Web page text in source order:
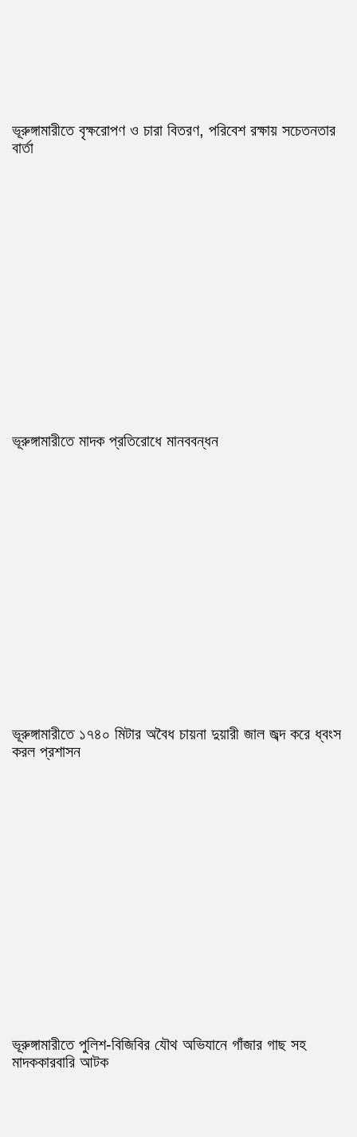
ভূরুঙ্গামারীতে বৃক্ষরোপণ ও চারা বিতরণ, পরিবেশ রক্ষায় সচেতনতার
বার্তা
ভূরুঙ্গামারীতে মাদক প্রতিরোধে মানববন্ধন
ভূরুঙ্গামারীতে ১৭৪০ মিটার অবৈধ চায়না দুয়ারী জাল জব্দ করে ধ্বংস
করল প্রশাসন
ভূরুঙ্গামারীতে পুলিশ-বিজিবির যৌথ অভিযানে গাঁজার গাছ সহ
মাদককারবারি আটক